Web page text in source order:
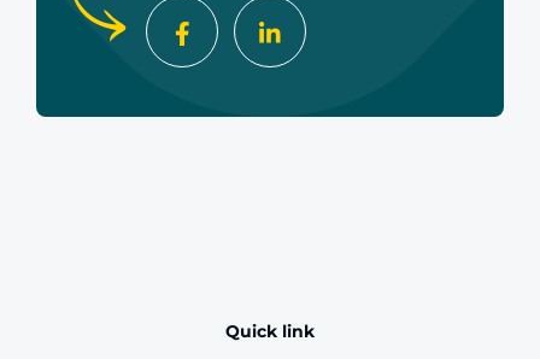
Quick link